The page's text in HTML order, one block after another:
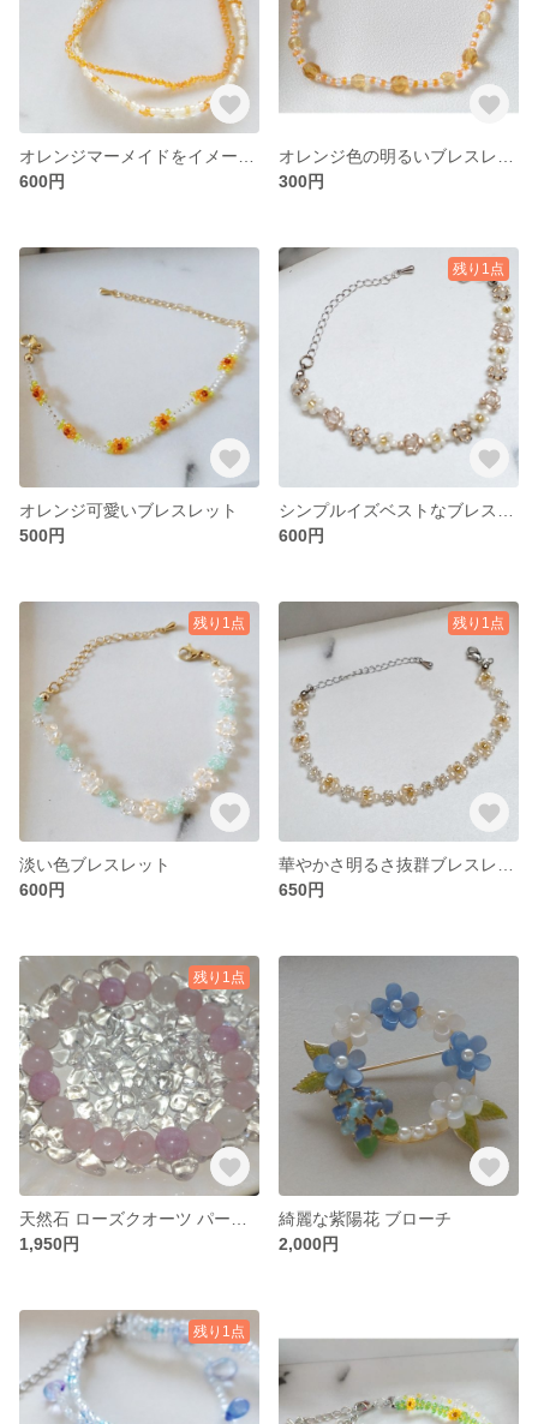
600円
300円
オレンジ可愛いブレスレット
500円
残り1点
600円
残り1点
淡い色ブレスレット
600円
残り1点
650円
残り1点
1,950円
綺麗な紫陽花 ブローチ
2,000円
残り1点